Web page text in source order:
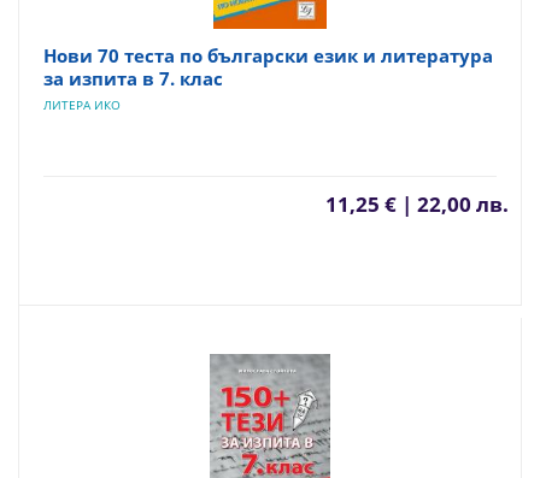
Нови 70 теста по български език и литература
за изпита в 7. клас
ЛИТЕРА ИКО
11,25 € | 22,00 лв.